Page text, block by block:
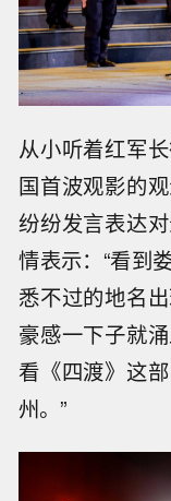
从小听着红军
国首波观影的
纷纷发言表达
情表示：“看到
悉不过的地名
豪感一下子就
看《四渡》这
州。”